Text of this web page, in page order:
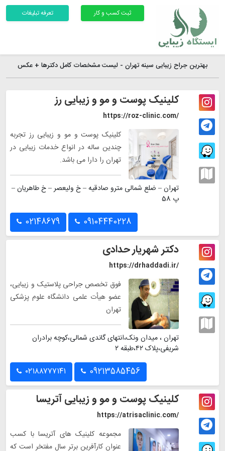
ثبت کسب و کار تعرفه تبلیغات
بهترین جراح زیبایی سینه تهران - لیست مشخصات کامل دکترها + عکس
کلینیک پوست و مو و زیبایی رز
https://roz-clinic.com/
کلینیک پوست و مو و زیبایی رز تجربه
چندین ساله در انواع خدمات زیبایی در
تهران را دارا می باشد.
تهران – ضلع شمالی مترو صادقیه – خ ولیعصر – خ طاهریان –
پ 58
02148679 09104440228
دکتر شهریار حدادی
https://drhaddadi.ir/
فوق تخصص جراحی پلاستیک و زیبایی،
عضو هیأت علمی دانشگاه علوم پزشکی
تهران
تهران ، میدان ونک،انتهای گاندی شمالی،کوچه برادران
شریفی،پلاک ۴۲،طبقه ۲
۰۲۱۸۸۷۷۷۱۴۱ 09213585456
کلینیک پوست و مو و زیبایی آتریسا
https://atrisaclinic.com/
مجموعه کلینیک های آتریسا با کسب
عنوان کارآفرین برتر سال مفتخر است که